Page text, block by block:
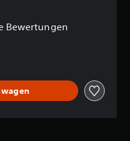
Bewertungen